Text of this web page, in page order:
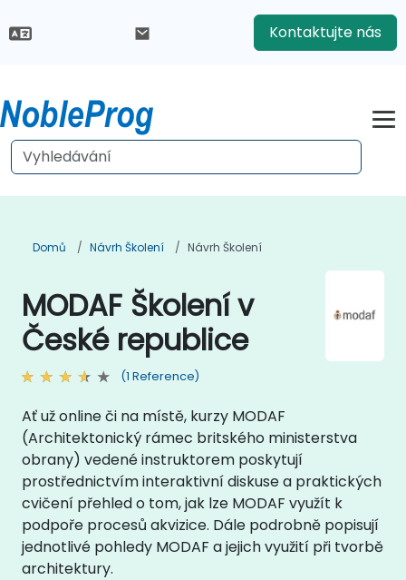
Kontaktujte nás
Domů Návrh Školení Návrh Školení
MODAF Školení v
České republice
(1 Reference)
Ať už online či na místě, kurzy MODAF
(Architektonický rámec britského ministerstva
obrany) vedené instruktorem poskytují
prostřednictvím interaktivní diskuse a praktických
cvičení přehled o tom, jak lze MODAF využít k
podpoře procesů akvizice. Dále podrobně popisují
jednotlivé pohledy MODAF a jejich využití při tvorbě
architektury.